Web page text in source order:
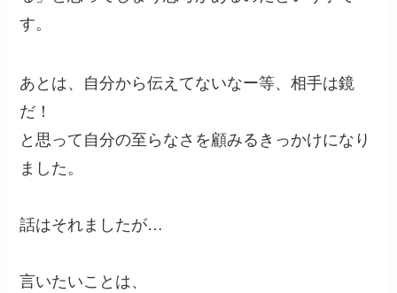
す。
あとは、自分から伝えてないなー等、相手は鏡
だ！
と思って自分の至らなさを顧みるきっかけになり
ました。
話はそれましたが…
言いたいことは、